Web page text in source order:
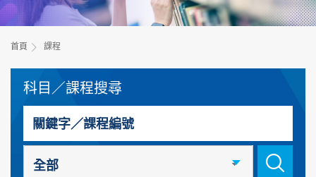
容
首頁 課程
科目／課程搜尋
全部 搜尋關鍵